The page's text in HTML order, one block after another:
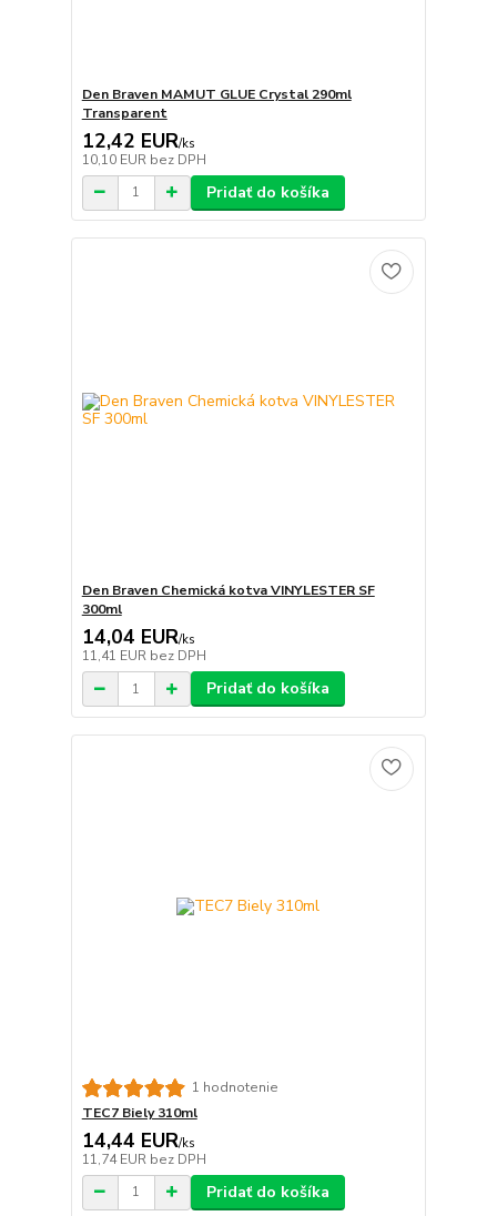
Den Braven MAMUT GLUE Crystal 290ml
Transparent
12,42 EUR/ks
10,10 EUR bez DPH
Pridať do košíka
Den Braven Chemická kotva VINYLESTER SF
300ml
14,04 EUR/ks
11,41 EUR bez DPH
Pridať do košíka
1 hodnotenie
TEC7 Biely 310ml
14,44 EUR/ks
11,74 EUR bez DPH
Pridať do košíka